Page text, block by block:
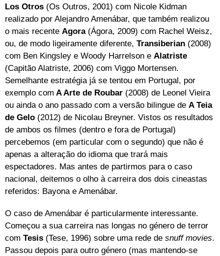
Los Otros (Os Outros, 2001) com Nicole Kidman
realizado por Alejandro Amenábar, que também realizou
o mais recente Agora(Ágora, 2009) com Rachel Weisz,
ou, de modo ligeiramente diferente, Transiberian (2008)
com Ben Kingsley e Woody Harrelson e Alatriste
(Capitão Alatriste, 2006) com Viggo Mortensen.
Semelhante estratégia já se tentou em Portugal, por
exemplo com A Arte de Roubar (2008) de Leonel Vieira
ou ainda o ano passado com a versão bilingue de A Teia
de Gelo (2012) de Nicolau Breyner. Vistos os resultados
de ambos os filmes (dentro e fora de Portugal)
percebemos (em particular com o segundo) que não é
apenas a alteração do idioma que trará mais
espectadores. Mas antes de partirmos para o caso
nacional, deitemos o olho à carreira dos dois cineastas
referidos: Bayona e Amenábar.
O caso de Amenábar é particularmente interessante.
Começou a sua carreira nas longas no género de terror
com Tesis (Tese, 1996) sobre uma rede de snuff movies.
Passou depois para outro género (mas mantendo-se